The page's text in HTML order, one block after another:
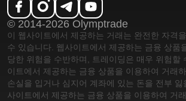
© 2014-2026 Olymptrade
이 웹사이트에서 제공하는 거래는 완전한 자격
수 있습니다. 웹사이트에서 제공하는 금융 상품
당한 위험을 수반하며, 트레이딩은 매우 위험할
이트에서 제공하는 금융 상품을 이용하여 거래
손실을 입거나 심지어 계좌에 있는 돈을 전부 잃
사이트에서 제공하는 금융 상품을 이용하여 거